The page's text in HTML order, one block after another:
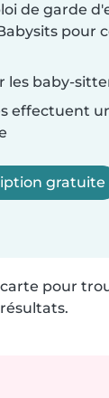
de garde
pour
les baby-
effectuent
gratuite
pour
résultats.